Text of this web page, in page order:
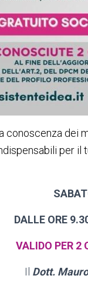
conoscenza dei
per il
DALLE ORE
VALIDO PER 2
Il Dott.